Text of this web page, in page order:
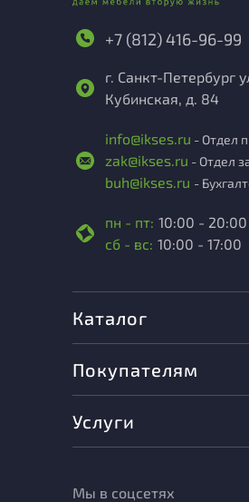
+7 (812) 416-96-99
г. Санкт-Петербург
Кубинская, д. 84
info@ikses.ru - Отдел
zak@ikses.ru - Отдел
buh@ikses.ru -
пн - пт: 10:00 - 20:00
сб - вс: 10:00 - 17:00
Каталог
Покупателям
Услуги
Мы в соцсетях